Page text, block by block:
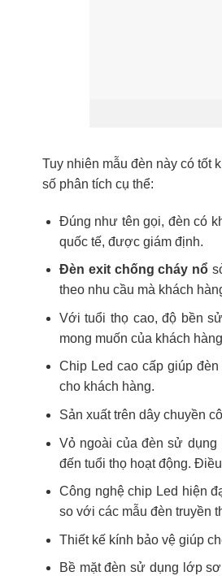
Tuy nhiên mẫu đèn này có tốt
số phân tích cụ thể:
Đúng như tên gọi, đèn có
quốc tế, được giám định.
Đèn exit chống cháy nổ
theo nhu cầu mà khách
Với tuổi thọ cao, độ bền
mong muốn của khách
Chip Led cao cấp giúp
cho khách hàng.
Sản xuất trên dây chuyền
Vỏ ngoài của đèn sử
đến tuổi thọ hoạt động.
Công nghệ chip Led hiện
so với các mẫu đèn truyền
Thiết kế kính bảo vệ giúp
Bề mặt đèn sử dụng lớp